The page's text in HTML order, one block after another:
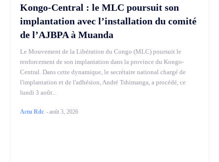
Kongo-Central : le MLC poursuit son
implantation avec l’installation du comité
de l’AJBPA à Muanda
Le Mouvement de la Libération du Congo (MLC) poursuit le
renforcement de son implantation dans la province du Kongo-
Central. Dans cette dynamique, le secrétaire national chargé de
l'implantation et de l'adhésion, André Tshimanga, a procédé, ce
lundi 3 août...
Actu Rdc -août 3, 2026